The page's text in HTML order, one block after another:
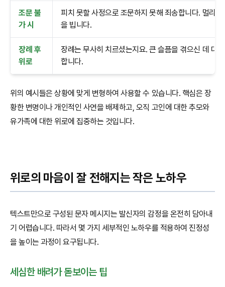
조문 불
가 시
피치 못할 사정으로 조문하지 못해 죄송합니다. 멀리
을 빕니다.
장례 후
위로
장례는 무사히 치르셨는지요. 큰 슬픔을 겪으신 데 대
합니다.
위의 예시들은 상황에 맞게 변형하여 사용할 수 있습니다. 핵심은 장
황한 변명이나 개인적인 사연을 배제하고, 오직 고인에 대한 추모와
유가족에 대한 위로에 집중하는 것입니다.
위로의 마음이 잘 전해지는 작은 노하우
텍스트만으로 구성된 문자 메시지는 발신자의 감정을 온전히 담아내
기 어렵습니다. 따라서 몇 가지 세부적인 노하우를 적용하여 진정성
을 높이는 과정이 요구됩니다.
세심한 배려가 돋보이는 팁